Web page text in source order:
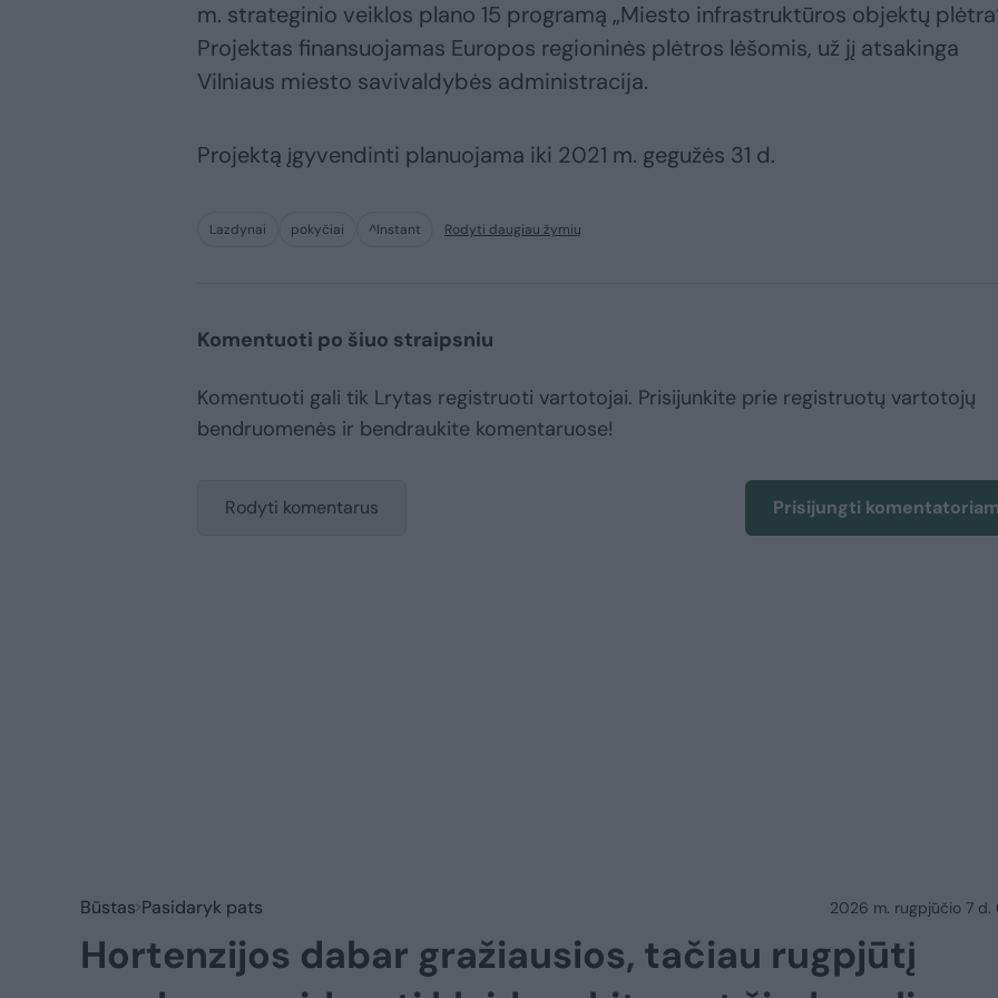
m. strateginio veiklos plano 15 programą „Miesto infrastruktūros objektų
Projektas finansuojamas Europos regioninės plėtros lėšomis, už jį atsakinga
Vilniaus miesto savivaldybės administracija.
Projektą įgyvendinti planuojama iki 2021 m. gegužės 31 d.
Lazdynai pokyčiai ^Instant Rodyti daugiau žymių
Komentuoti po šiuo straipsniu
Komentuoti gali tik Lrytas registruoti vartotojai. Prisijunkite prie registruotų vartotojų
bendruomenės ir bendraukite komentaruose!
Rodyti komentarus Prisijungti
Būstas Pasidaryk pats 2026 m. rugpjūčio 7 d.
Hortenzijos dabar gražiausios, tačiau rugpjūtį